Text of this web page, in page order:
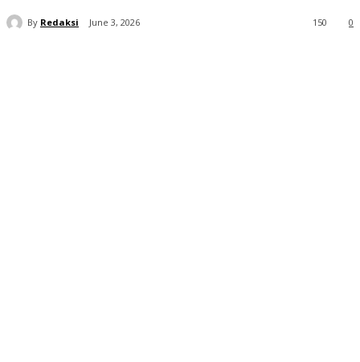
By Redaksi June 3, 2026 0
150